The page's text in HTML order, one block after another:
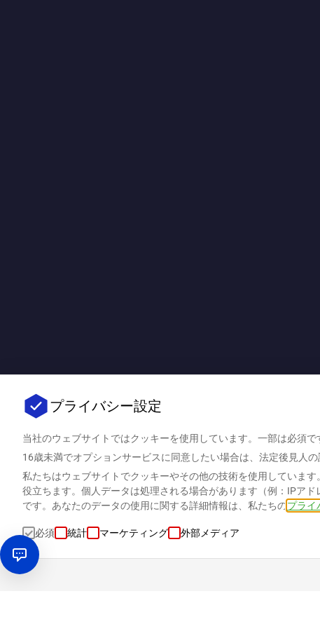
プライバシー設定
当社のウェブサイトではクッキーを使用しています。一部は必須
16歳未満でオプションサービスに同意したい場合は、法定後見人の
私たちはウェブサイトでクッキーやその他の技術を使用していま
役立ちます。個人データは処理される場合があります（例：IPア
です。あなたのデータの使用に関する詳細情報は、私たちの プライ
必須 統計 マーケティング 外部メディア